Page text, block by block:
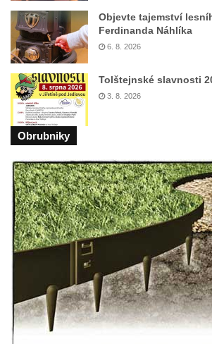
Vyhlídka Libverdských pramenů v Lázních
Libverda
Vyhlídka Pekelské sázky před osadou
Přebytek u Lázní Libverda
Vyhlídka Hejnické Madony u hřbitova v
Lázních Libverda
Vyhlídka Dobrého ducha MUHU u Obřího
sudu v Lázních Libverda
Vyhlídka Hájníkova Kohouta východně od
Lázní Libverda
Vyhlídka Ptačí kámen u Vysoké Lípy
Slunečná brána
Schachtenstein
Kaňkov
Milešovka
Radobýl
Objevte tajemství
Ferdinanda Náhlíka
6. 8. 2026
Tolštejnské slavnosti
3. 8. 2026
Obrubniky